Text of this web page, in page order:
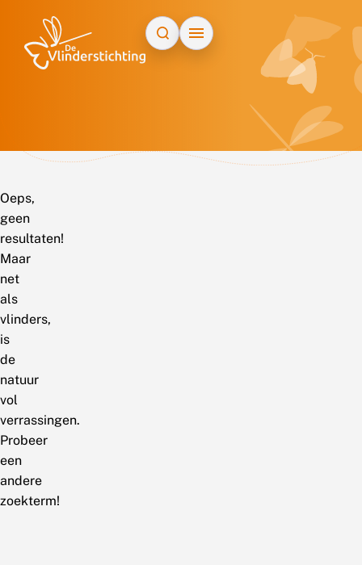
Oeps,
geen
resultaten!
Maar
net
als
vlinders,
is
de
natuur
vol
verrassingen.
Probeer
een
andere
zoekterm!